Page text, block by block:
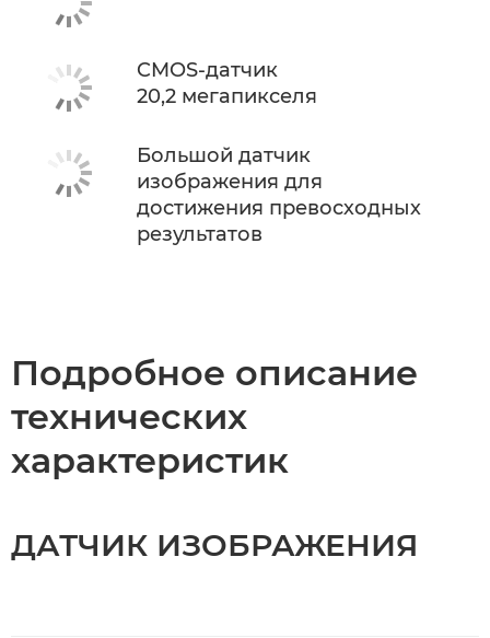
CMOS-датчик
20,2 мегапикселя
Большой датчик
изображения для
достижения превосходных
результатов
Подробное описание
технических
характеристик
ДАТЧИК ИЗОБРАЖЕНИЯ